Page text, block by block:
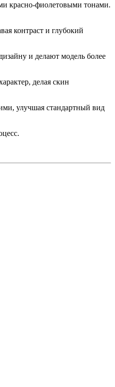
красно-фиолетовыми тонами.
контраст и глубокий
и делают модель более
делая скин
улучшая стандартный вид